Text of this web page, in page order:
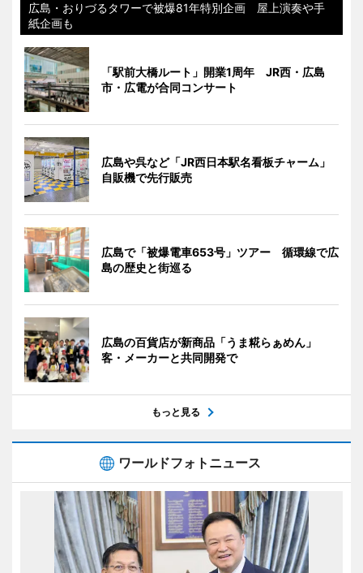
広島・おりづるタワーで被爆81年特別企画 屋上演奏や手
紙企画も
「駅前大橋ルート」開業1周年 JR西・広島
市・広電が合同コンサート
広島や呉など「JR西日本駅名看板チャーム」
自販機で先行販売
広島で「被爆電車653号」ツアー 循環線で広
島の歴史と街巡る
広島の百貨店が新商品「うま糀らぁめん」
客・メーカーと共同開発で
もっと見る
ワールドフォトニュース